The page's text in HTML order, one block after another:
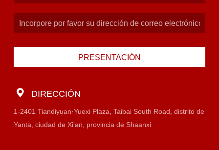
PRESENTACIÓN
DIRECCIÓN
1-2401 Tiandiyuan·Yuexi Plaza, Taibai South Road, distrito de
Yanta, ciudad de Xi'an, provincia de Shaanxi